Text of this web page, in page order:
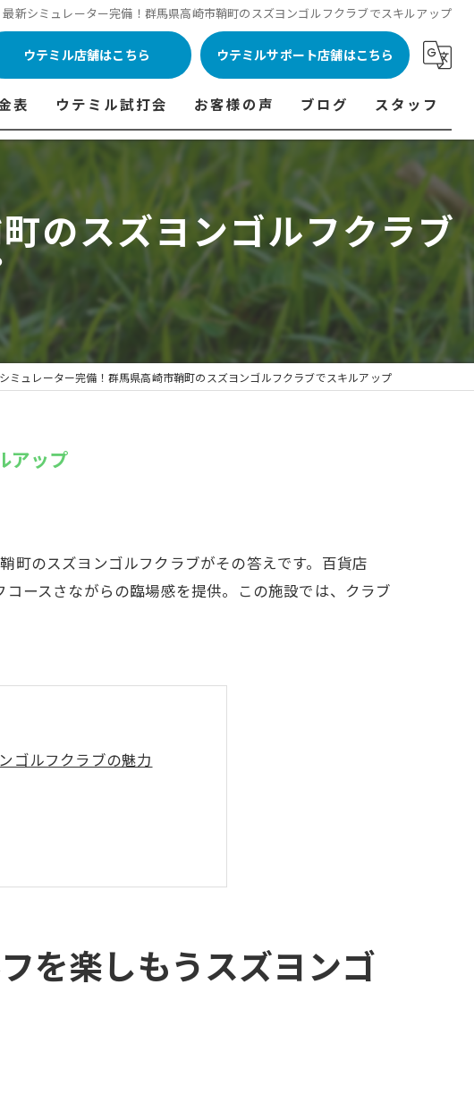
最新シミュレーター完備！群馬県高崎市鞘町のスズヨンゴルフクラブでスキルアップ
ウテミル店舗はこちら ウテミルサポート店舗はこちら
表
安駅前店 料金表
インドアゴルフ 料金表
ミルスクール高崎店 料金表
ポート店舗 料金表
シミュレーションゴルフ Caddy 料金表
Golfet亀有店 料金表
ウテミル試打会
ウテミル試打会とは・・・
ウテミル試打会日程
フィッテイング・試打会 商品ラインナップ一覧
よくある質問
試打会開催受付
お客様の声
フィッテイング・試打会参加者の声
ブログ スタッフ
代表あいさつ
のスズヨンゴルフクラブ
ミュレーター完備！群馬県高崎市鞘町のスズヨンゴルフクラブでスキルアップ
アップ
町のスズヨンゴルフクラブがその答えです。百貨店
ースさながらの臨場感を提供。この施設では、クラブ
ゴルフクラブの魅力
ルフスクールの魅力
を楽しもうスズヨンゴ